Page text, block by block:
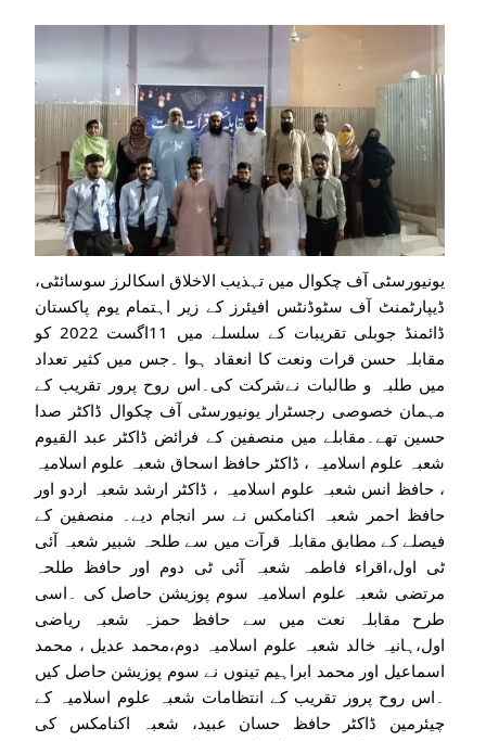
یونیورسٹی آف چکوال میں تہذیب الاخلاق اسکالرز سوسائٹی،
ڈیپارٹمنٹ آف سٹوڈنٹس افیئرز کے زیر اہتمام یوم پاکستان
ڈائمنڈ جوبلی تقریبات کے سلسلے میں 11اگست 2022 کو
مقابلہ حسن قرات ونعت کا انعقاد ہوا ۔جس میں کثیر تعداد
میں طلبہ و طالبات نےشرکت کی۔اس روح پرور تقریب کے
مہمان خصوصی رجسٹرار یونیورسٹی آف چکوال ڈاکٹر صدا
حسین تھے۔مقابلے میں منصفین کے فرائض ڈاکٹر عبد القیوم
شعبہ علوم اسلامیہ ، ڈاکٹر حافظ اسحاق شعبہ علوم اسلامیہ
، حافظ انس شعبہ علوم اسلامیہ ، ڈاکٹر ارشد شعبہ اردو اور
حافظ احمر شعبہ اکنامکس نے سر انجام دیے۔ منصفین کے
فیصلے کے مطابق مقابلہ قرآت میں سے طلحہ شبیر شعبہ آئی
ٹی اول،اقراء فاطمہ شعبہ آئی ٹی دوم اور حافظ طلحہ
مرتضی شعبہ علوم اسلامیہ سوم پوزیشن حاصل کی ۔اسی
طرح مقابلہ نعت میں سے حافظ حمزہ شعبہ ریاضی
اول،ہانیہ خالد شعبہ علوم اسلامیہ دوم،محمد عدیل ، محمد
اسماعیل اور محمد ابراہیم تینوں نے سوم پوزیشن حاصل کیں
۔اس روح پرور تقریب کے انتظامات شعبہ علوم اسلامیہ کے
چیئرمین ڈاکٹر حافظ حسان عبید، شعبہ اکنامکس کی